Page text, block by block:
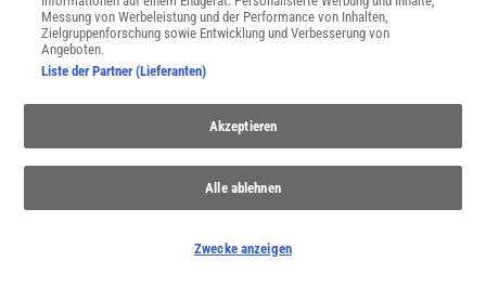
MATHEMATIK
Formel für den perfekten Espresso gefunden
Wie brüht man den besten Espresso? Wie Forschende zeigen,
Messung von Werbeleistung und der Performance von Inhalten,
Zielgruppenforschung sowie Entwicklung und Verbesserung von
Angeboten.
Liste der Partner (Lieferanten)
Akzeptieren
Alle ablehnen
Zwecke anzeigen